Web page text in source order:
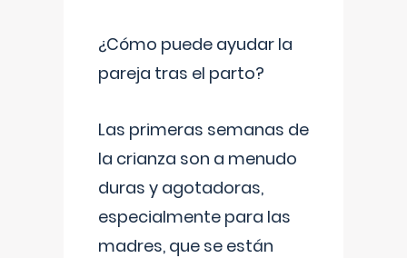
¿Cómo puede ayudar la
pareja tras el parto?
Las primeras semanas de
la crianza son a menudo
duras y agotadoras,
especialmente para las
madres, que se están